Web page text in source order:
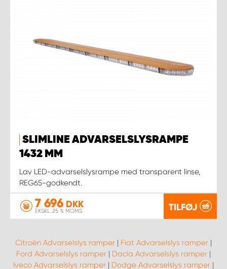
SLIMLINE ADVARSELSLYSRAMPE
1432 MM
Lav LED-advarselslysrampe med transparent linse,
REG65-godkendt.
7 696 DKK
EKSKL. 25 % MOMS TILFØJ
Citroën Advarselslys ramper | Fiat Advarselslys ramper |
Ford Advarselslys ramper | Dacia Advarselslys ramper |
Iveco Advarselslys ramper | Dodge Advarselslys ramper |